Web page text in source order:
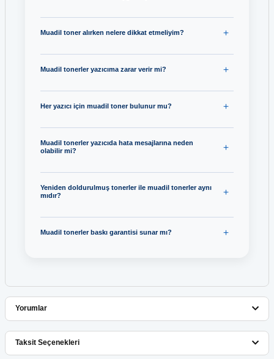
Muadil toner alırken nelere dikkat etmeliyim?
Muadil tonerler yazıcıma zarar verir mi?
Her yazıcı için muadil toner bulunur mu?
Muadil tonerler yazıcıda hata mesajlarına neden
olabilir mi?
Yeniden doldurulmuş tonerler ile muadil tonerler aynı
mıdır?
Muadil tonerler baskı garantisi sunar mı?
Yorumlar
Taksit Seçenekleri